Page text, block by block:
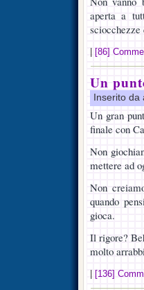
aperta a
sciocchezze
[86]
Un
Inserito
Un gran
finale con
Non
mettere ad
Non
quando
gioca.
Il rigore?
molto
[136]